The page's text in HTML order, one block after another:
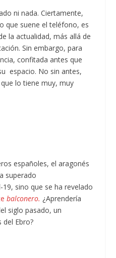
ni nada. Ciertamente,
que suene el teléfono, es
la actualidad, más allá de
Sin embargo, para
confitada antes que
espacio. No sin antes,
lo tiene muy, muy
españoles, el aragonés
superado
sino que se ha revelado
balconero. ¿Aprendería
siglo pasado, un
del Ebro?